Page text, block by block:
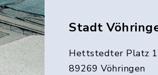
Stadt
Hettstedter Platz 1
89269 Vöhringen